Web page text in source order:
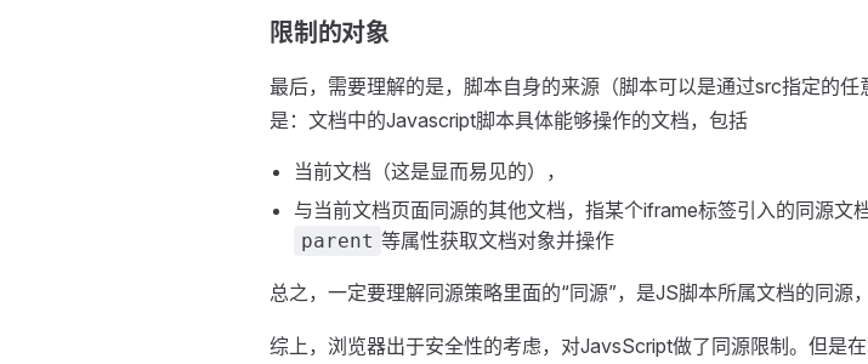
限制的对象
最后，需要理解的是，脚本自身的来源（脚本可以是通过src指定的
是：文档中的Javascript脚本具体能够操作的文档，包括
当前文档（这是显而易见的），
与当前文档页面同源的其他文档，指某个iframe标签引入的同源文
parent 等属性获取文档对象并操作
总之，一定要理解同源策略里面的“同源”，是JS脚本所属文档的同源
综上，浏览器出于安全性的考虑，对JavsScript做了同源限制。但是